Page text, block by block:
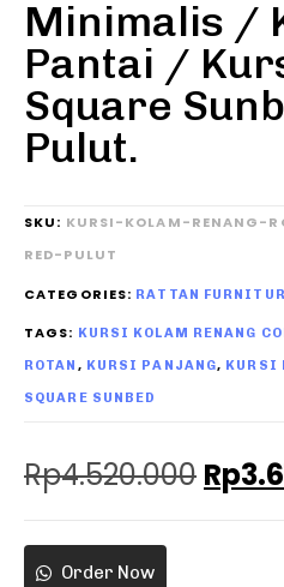
Minimalis /
Pantai /
Square
Pulut.
SKU: KURSI-KOLAM-RENANG-
RED-PULUT
CATEGORIES: RATTAN
TAGS: KURSI KOLAM RENANG
ROTAN , KURSI PANJANG, KURSI
SQUARE SUNBED
Rp4.520.000 Rp
Order Now